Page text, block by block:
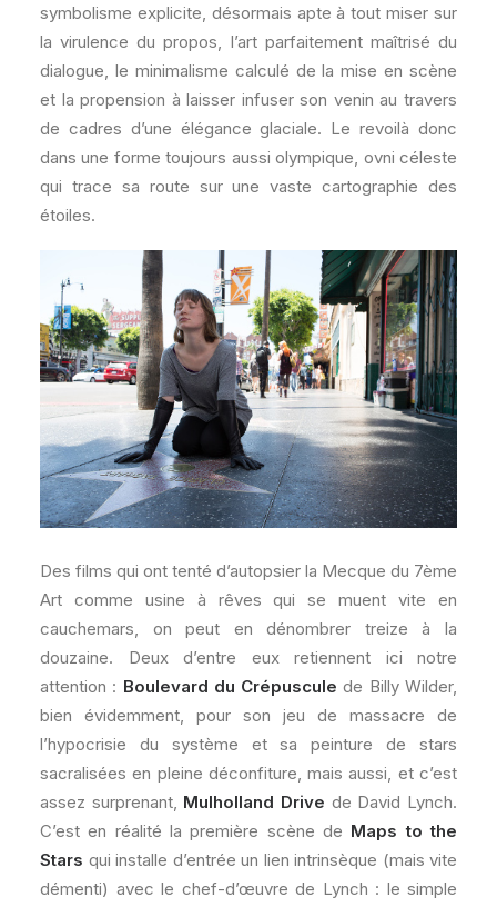
symbolisme explicite, désormais apte à tout miser sur
la virulence du propos, l’art parfaitement maîtrisé du
dialogue, le minimalisme calculé de la mise en scène
et la propension à laisser infuser son venin au travers
de cadres d’une élégance glaciale. Le revoilà donc
dans une forme toujours aussi olympique, ovni céleste
qui trace sa route sur une vaste cartographie des
étoiles.
Des films qui ont tenté d’autopsier la Mecque du 7ème
Art comme usine à rêves qui se muent vite en
cauchemars, on peut en dénombrer treize à la
douzaine. Deux d’entre eux retiennent ici notre
attention : Boulevard du Crépuscule de Billy Wilder,
bien évidemment, pour son jeu de massacre de
l’hypocrisie du système et sa peinture de stars
sacralisées en pleine déconfiture, mais aussi, et c’est
assez surprenant, Mulholland Drive de David Lynch.
C’est en réalité la première scène de Maps to the
Stars qui installe d’entrée un lien intrinsèque (mais vite
démenti) avec le chef-d’œuvre de Lynch : le simple